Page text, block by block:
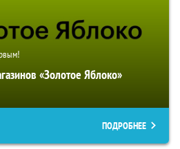
«Золотое Яблоко»
ПОДРОБНЕЕ